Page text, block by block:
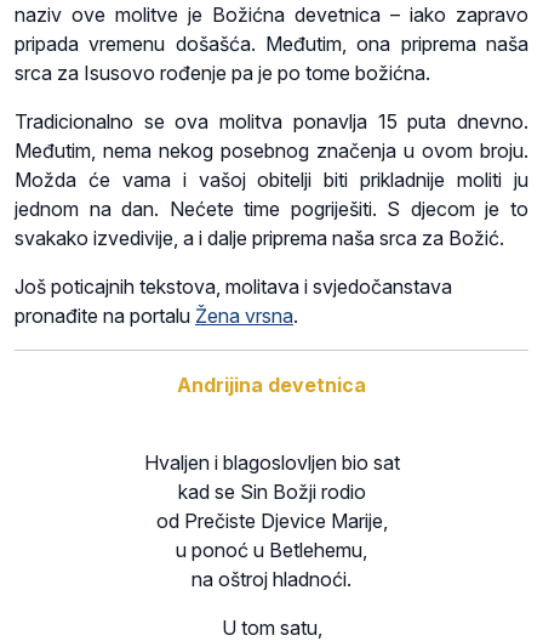
naziv ove molitve je Božićna devetnica – iako zapravo
pripada vremenu došašća. Međutim, ona priprema naša
srca za Isusovo rođenje pa je po tome božićna.
Tradicionalno se ova molitva ponavlja 15 puta dnevno.
Međutim, nema nekog posebnog značenja u ovom broju.
Možda će vama i vašoj obitelji biti prikladnije moliti ju
jednom na dan. Nećete time pogriješiti. S djecom je to
svakako izvedivije, a i dalje priprema naša srca za Božić.
Još poticajnih tekstova, molitava i svjedočanstava
pronađite na portalu Žena vrsna.
Andrijina devetnica
Hvaljen i blagoslovljen bio sat
kad se Sin Božji rodio
od Prečiste Djevice Marije,
u ponoć u Betlehemu,
na oštroj hladnoći.
U tom satu,